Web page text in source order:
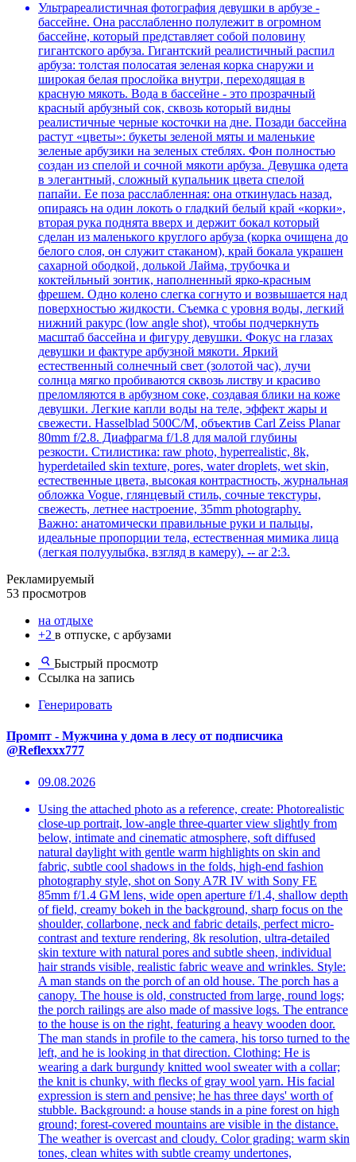
Ультрареалистичная фотография девушки в арбузе -
бассейне. Она расслабленно полулежит в огромном
бассейне, который представляет собой половину
гигантского арбуза. Гигантский реалистичный распил
арбуза: толстая полосатая зеленая корка снаружи и
широкая белая прослойка внутри, переходящая в
красную мякоть. Вода в бассейне - это прозрачный
красный арбузный сок, сквозь который видны
реалистичные черные косточки на дне. Позади бассейна
растут «цветы»: букеты зеленой мяты и маленькие
зеленые арбузики на зеленых стеблях. Фон полностью
создан из спелой и сочной мякоти арбуза. Девушка одета
в элегантный, сложный купальник цвета спелой
папайи. Ее поза расслабленная: она откинулась назад,
опираясь на один локоть о гладкий белый край «корки»,
вторая рука поднята вверх и держит бокал который
сделан из маленького круглого арбуза (корка очищена до
белого слоя, он служит стаканом), край бокала украшен
сахарной ободкой, долькой Лайма, трубочка и
коктейльный зонтик, наполненный ярко-красным
фрешем. Одно колено слегка согнуто и возвышается над
поверхностью жидкости. Съемка с уровня воды, легкий
нижний ракурс (low angle shot), чтобы подчеркнуть
масштаб бассейна и фигуру девушки. Фокус на глазах
девушки и фактуре арбузной мякоти. Яркий
естественный солнечный свет (золотой час), лучи
солнца мягко пробиваются сквозь листву и красиво
преломляются в арбузном соке, создавая блики на коже
девушки. Легкие капли воды на теле, эффект жары и
свежести. Hasselblad 500C/M, объектив Carl Zeiss Planar
80mm f/2.8. Диафрагма f/1.8 для малой глубины
резкости. Стилистика: raw photo, hyperrealistic, 8k,
hyperdetailed skin texture, pores, water droplets, wet skin,
естественные цвета, высокая контрастность, журнальная
обложка Vogue, глянцевый стиль, сочные текстуры,
свежесть, летнее настроение, 35mm photography.
Важно: анатомически правильные руки и пальцы,
идеальные пропорции тела, естественная мимика лица
(легкая полуулыбка, взгляд в камеру). -- ar 2:3.
Рекламируемый
53 просмотров
на отдыхе
+2 в отпуске, с арбузами
Быстрый просмотр
Ссылка на запись
Генерировать
Промпт - Мужчина у дома в лесу от подписчика
@Reflexxx777
09.08.2026
Using the attached photo as a reference, create: Photorealistic
close-up portrait, low-angle three-quarter view slightly from
below, intimate and cinematic atmosphere, soft diffused
natural daylight with gentle warm highlights on skin and
fabric, subtle cool shadows in the folds, high-end fashion
photography style, shot on Sony A7R IV with Sony FE
85mm f/1.4 GM lens, wide open aperture f/1.4, shallow depth
of field, creamy bokeh in the background, sharp focus on the
shoulder, collarbone, neck and fabric details, perfect micro-
contrast and texture rendering, 8k resolution, ultra-detailed
skin texture with natural pores and subtle sheen, individual
hair strands visible, realistic fabric weave and wrinkles. Style:
A man stands on the porch of an old house. The porch has a
canopy. The house is old, constructed from large, round logs;
the porch railings are also made of massive logs. The entrance
to the house is on the right, featuring a heavy wooden door.
The man stands in profile to the camera, his torso turned to the
left, and he is looking in that direction. Clothing: He is
wearing a dark burgundy knitted wool sweater with a collar;
the knit is chunky, with flecks of gray wool yarn. His facial
expression is stern and pensive; he has three days' worth of
stubble. Background: a house stands in a pine forest on high
ground; forest-covered mountains are visible in the distance.
The weather is overcast and cloudy. Color grading: warm skin
tones, clean whites with subtle creamy undertones,